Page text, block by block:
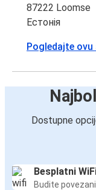
87222 Loomse
Естонія
Pogledajte ovu
Dostupne
Besplatni
Budite